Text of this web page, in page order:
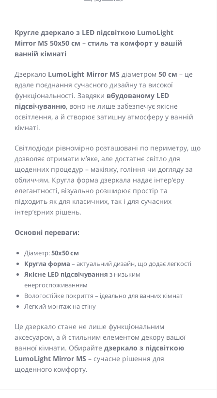
Кругле дзеркало з LED підсвіткою LumoLight
Mirror MS 50x50 см – стиль та комфорт у вашій
ванній кімнаті
Дзеркало LumoLight Mirror MS діаметром 50 см – це
вдале поєднання сучасного дизайну та високої
функціональності. Завдяки вбудованому LED
підсвічуванню, воно не лише забезпечує якісне
освітлення, а й створює затишну атмосферу у ванній
кімнаті.
Світлодіоди рівномірно розташовані по периметру, що
дозволяє отримати м’яке, але достатнє світло для
щоденних процедур – макіяжу, гоління чи догляду за
обличчям. Кругла форма дзеркала надає інтер’єру
елегантності, візуально розширює простір та
підходить як для класичних, так і для сучасних
інтер’єрних рішень.
Основні переваги:
Діаметр:50x50 см
Кругла форма – актуальний дизайн, що додає легкості
Якісне LED підсвічування з низьким
енергоспоживанням
Вологостійке покриття – ідеально для ванних кімнат
Легкий монтаж на стіну
Це дзеркало стане не лише функціональним
аксесуаром, а й стильним елементом декору вашої
ванної кімнати. Обирайте дзеркало з підсвіткою
LumoLight Mirror MS – сучасне рішення для
щоденного комфорту.